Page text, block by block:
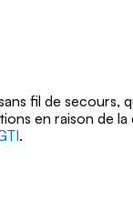
fil de
en raison de
.